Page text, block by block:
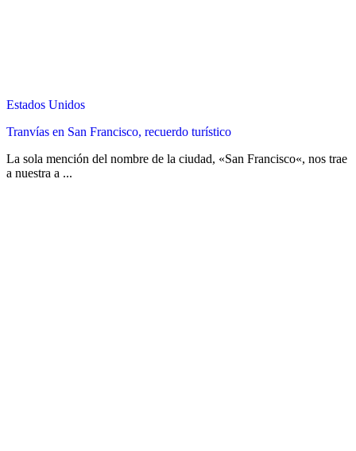
Estados Unidos
Tranvías en San Francisco, recuerdo turístico
La sola mención del nombre de la ciudad, «San Francisco«, nos trae
a nuestra a ...